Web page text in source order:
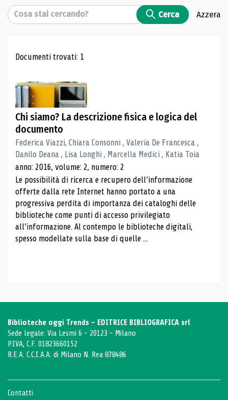
Cerca Cerca Azzera
Risultati di ricerca
Documenti trovati: 1
Chi siamo? La descrizione fisica e logica del
documento
Federica Viazzi, Chiara Consonni , Valeria De Francesca ,
Danilo Deana , Lisa Longhi , Marcella Medici , Katia Toia
anno: 2016, volume: 2, numero: 2
Le possibilità di ricerca e recupero dell’informazione
offerte dalla rete Internet hanno portato a una
progressiva perdita di importanza dei cataloghi delle
biblioteche come punti di accesso privilegiato
all’informazione. Al contempo le biblioteche digitali,
spesso modellate sulla base di quelle ...
Biblioteche oggi Trends - EDITRICE BIBLIOGRAFICA srl
Sede legale: Via Lesmi 6 - 20123 - Milano
P.IVA, C.F. 01823660152
R.E.A. C.C.I.A.A. di Milano N. Rea 878486
Contatti